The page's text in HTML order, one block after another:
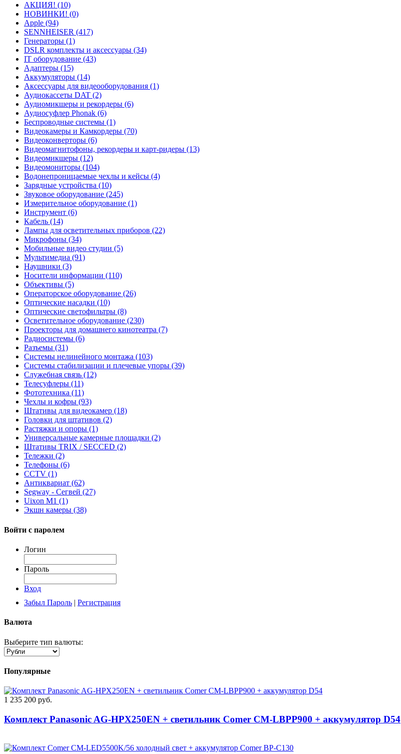
АКЦИЯ! (10)
НОВИНКИ! (0)
Apple (94)
SENNHEISER (417)
Генераторы (1)
DSLR комплекты и аксессуары (34)
IT оборудование (43)
Адаптеры (15)
Аккумуляторы (14)
Аксессуары для видеооборудования (1)
Аудиокассеты DAT (2)
Аудиомикшеры и рекордеры (6)
Аудиосуфлер Phonak (6)
Беспроводные системы (1)
Видеокамеры и Камкордеры (70)
Видеоконверторы (6)
Видеомагнитофоны, рекордеры и карт-ридеры (13)
Видеомикшеры (12)
Видеомониторы (104)
Водонепроницаемые чехлы и кейсы (4)
Зарядные устройства (10)
Звуковое оборудование (245)
Измерительное оборудование (1)
Инструмент (6)
Кабель (14)
Лампы для осветительных приборов (22)
Микрофоны (34)
Мобильные видео студии (5)
Мультимедиа (91)
Наушники (3)
Носители информации (110)
Объективы (5)
Операторское оборудование (26)
Оптические насадки (10)
Оптические светофильтры (8)
Осветительное оборудование (230)
Проекторы для домашнего кинотеатра (7)
Радиосистемы (6)
Разъемы (31)
Системы нелинейного монтажа (103)
Системы стабилизации и плечевые упоры (39)
Служебная связь (12)
Телесуфлеры (11)
Фототехника (11)
Чехлы и кофры (93)
Штативы для видеокамер (18)
Головки для штативов (2)
Растяжки и опоры (1)
Универсальные камерные площадки (2)
Штативы TRIX / SECCED (2)
Тележки (2)
Телефоны (6)
CCTV (1)
Антиквариат (62)
Segway - Сегвей (27)
Uixon M1 (1)
Экшн камеры (38)
Войти с паролем
Логин
Пароль
Вход
Забыл Пароль | Регистрация
Валюта
Выберите тип валюты:
Популярные
1 235 200 руб.
Комплект Panasonic AG-HPX250EN + светильник Comer CM-LBPP900 + аккумулятор D54